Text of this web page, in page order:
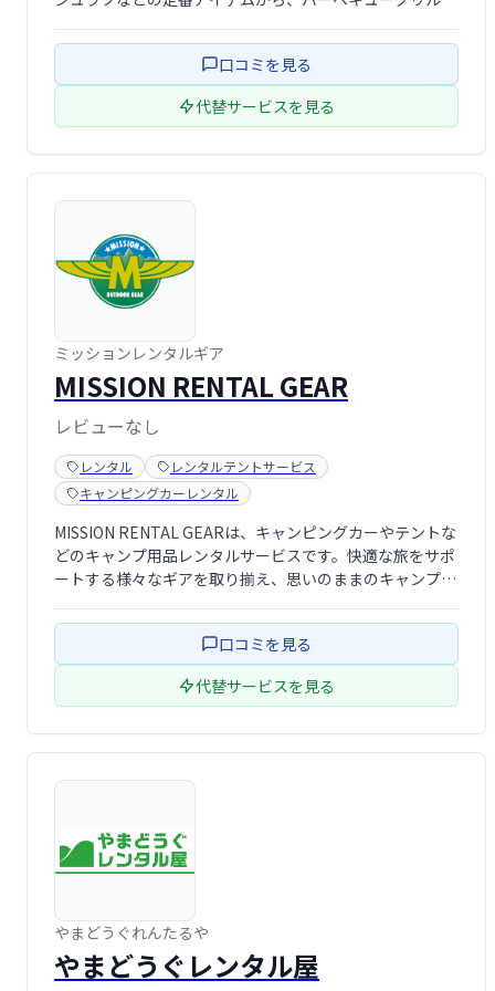
た商品を取り揃えています。オンラインで簡単に予約で
き、気軽にアウトドアを楽しみたい方におすす …
口コミを見る
代替サービスを見る
ミッションレンタルギア
MISSION RENTAL GEAR
レビューなし
レンタル
レンタルテントサービス
キャンピングカーレンタル
MISSION RENTAL GEARは、キャンピングカーやテントな
どのキャンプ用品レンタルサービスです。快適な旅をサポ
ートする様々なギアを取り揃え、思いのままのキャンプ体
な装備を揃えるのが大変な方に最適です。
口コミを見る
代替サービスを見る
やまどうぐれんたるや
やまどうぐレンタル屋